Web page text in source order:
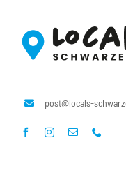
post@locals-